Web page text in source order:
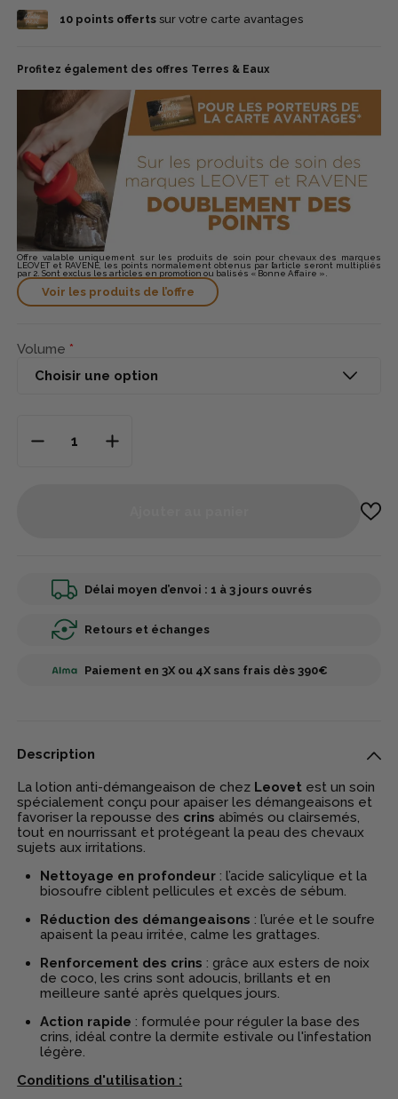
sur la base de la crinière et masser doucement pour bien
répartir Manipulation : se laver les mains après usage renforce
enfants et éviter contact avec les yeux.
10points offertssur votre carte avantages
Profitez également des offres Terres & Eaux
Offre valable uniquement sur les produits de soin pour chevaux des marques
LEOVET et RAVENE, les points normalement obtenus par l’article seront multipliés
par 2. Sont exclus les articles en promotion ou balisés « Bonne Affaire ».
Voir les produits de l’offre
Volume
Délai moyen d’envoi : 1 à 3 jours ouvrés
Retours et échanges
Paiement en 3X ou 4X sans frais dès 390€
Description
La lotion anti-démangeaison de chez Leovet est un soin
spécialement conçu pour apaiser les démangeaisons et
favoriser la repousse des crins abîmés ou clairsemés,
tout en nourrissant et protégeant la peau des chevaux
sujets aux irritations.
Nettoyage en profondeur : l’acide salicylique et la
biosoufre ciblent pellicules et excès de sébum.
Réduction des démangeaisons : l’urée et le soufre
apaisent la peau irritée, calme les grattages.
Renforcement des crins : grâce aux esters de noix
de coco, les crins sont adoucis, brillants et en
meilleure santé après quelques jours.
Action rapide : formulée pour réguler la base des
crins, idéal contre la dermite estivale ou l'infestation
légère.
Conditions d'utilisation :